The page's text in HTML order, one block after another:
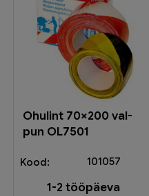
Ohulint 70×200 val-
pun OL7501
101057
1-2 tööpäeva